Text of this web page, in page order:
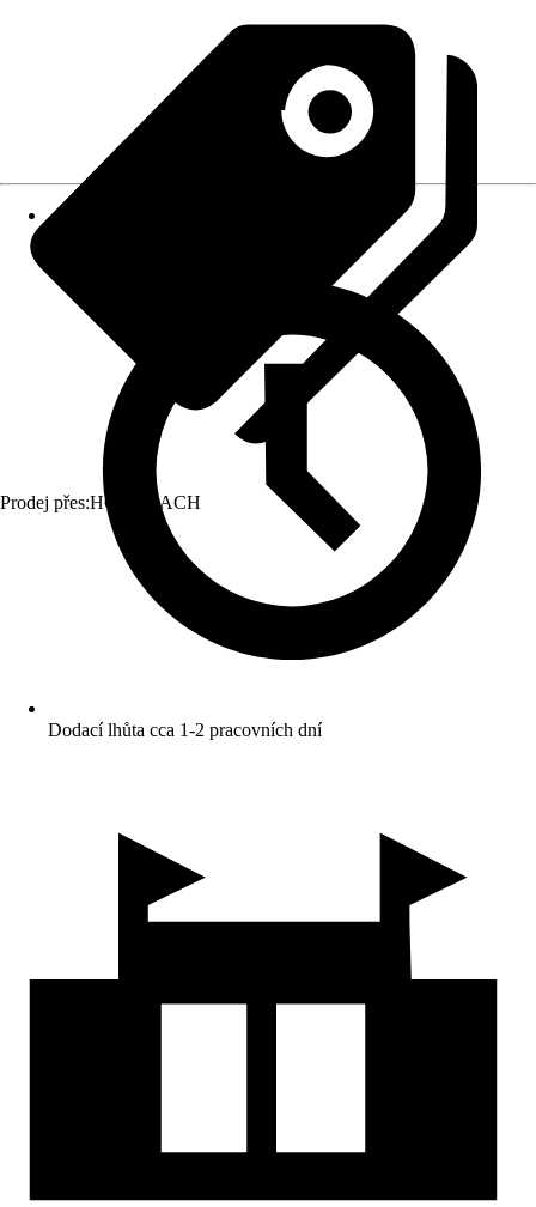
Prodej přes:HORNBACH
Dodací lhůta cca 1-2 pracovních dní